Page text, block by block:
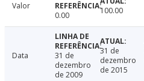
Valor
0.00
100.00
Data
31 de
dezembro
de 2009
31 de
dezembro
de 2015